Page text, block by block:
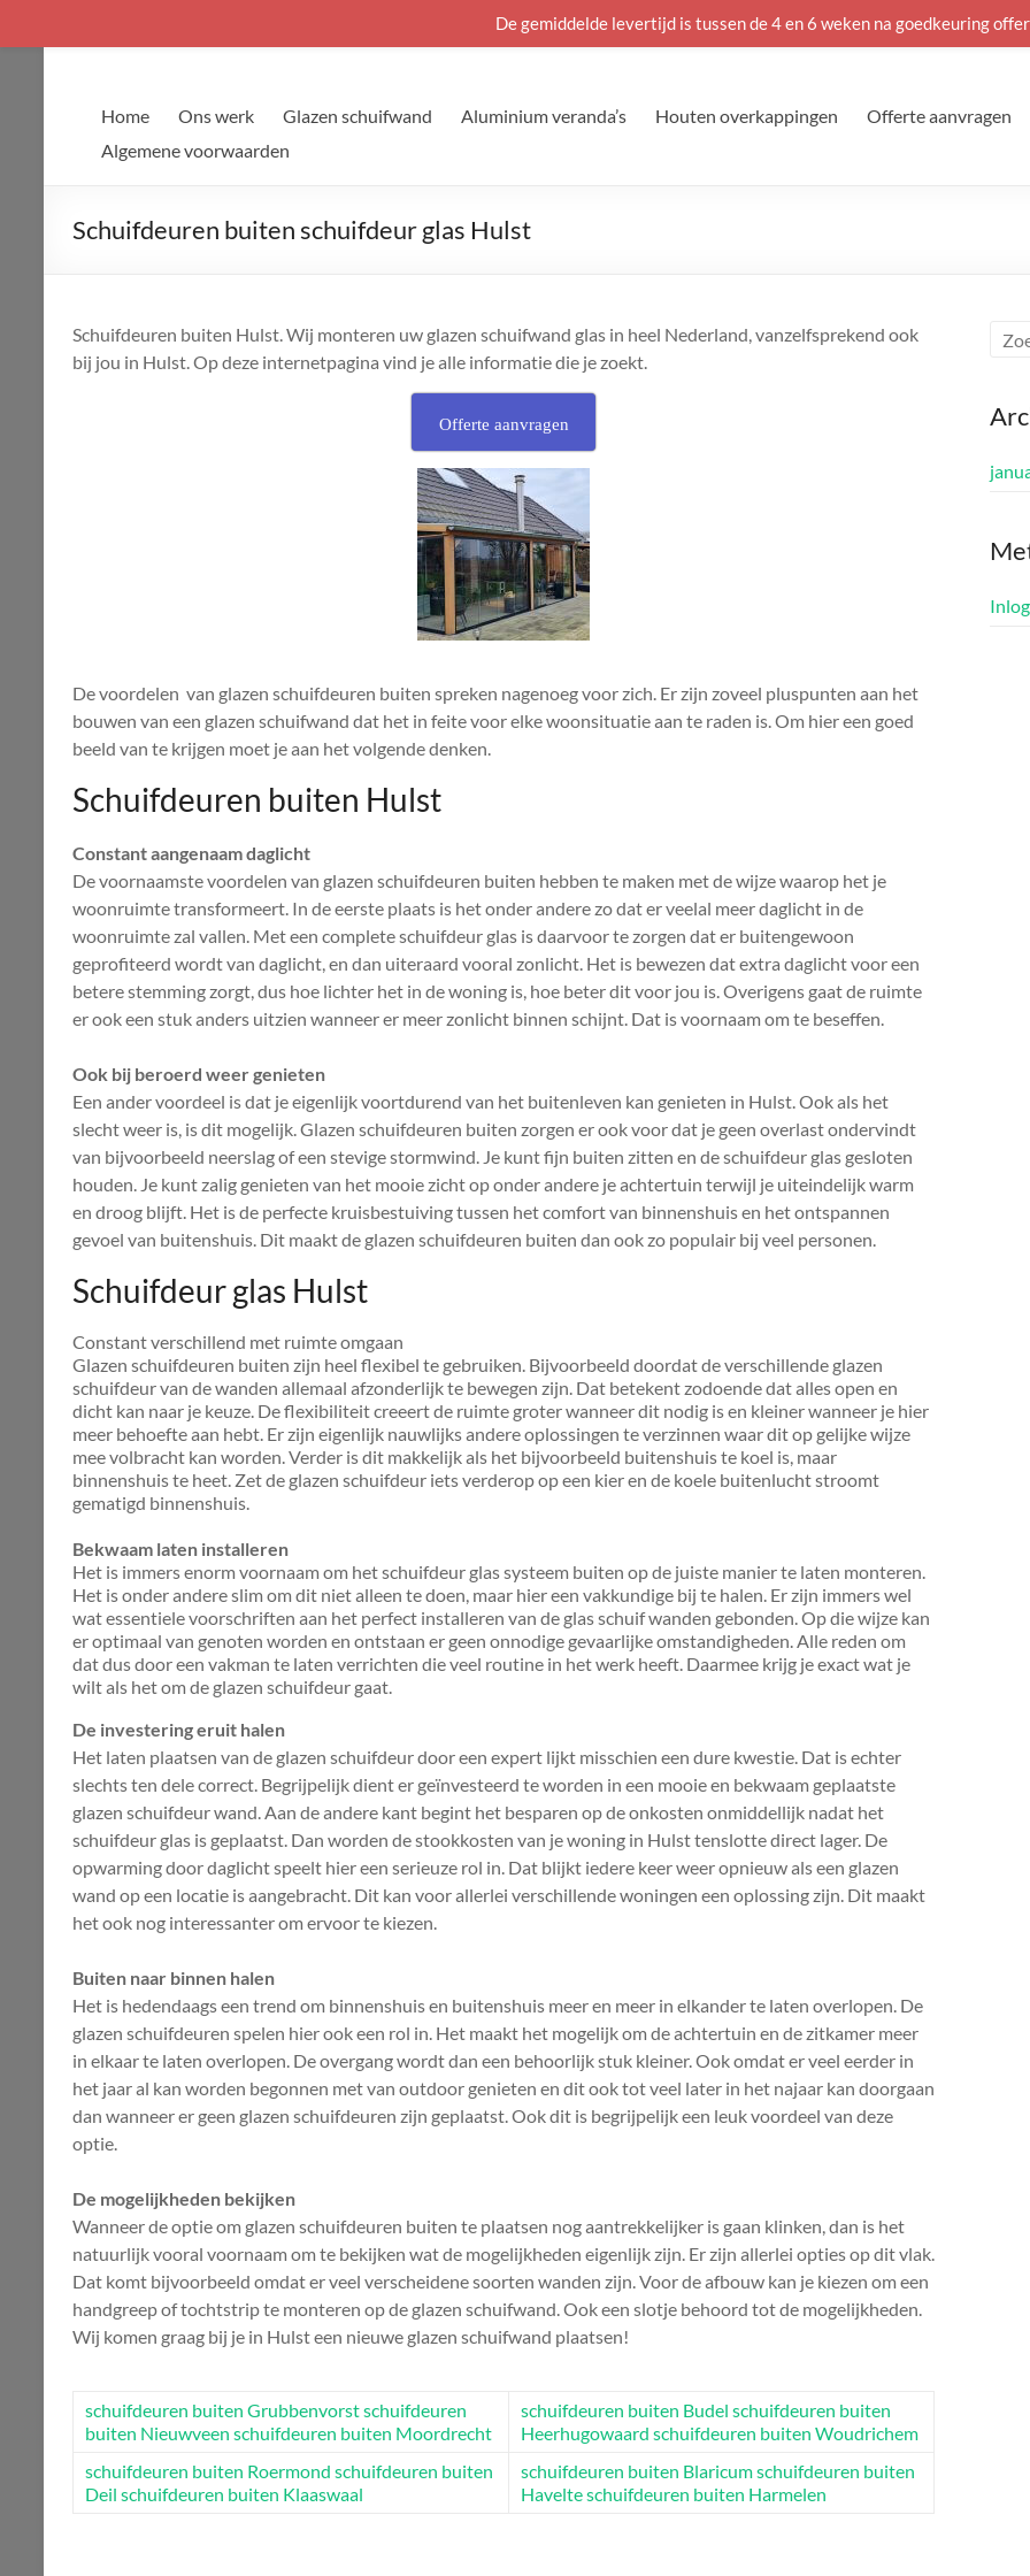
Home Ons werk Glazen schuifwand Aluminium veranda’s Houten overkappingen Offerte aanvragen
Algemene voorwaarden
Schuifdeuren buiten schuifdeur glas Hulst
Schuifdeuren buiten Hulst. Wij monteren uw glazen schuifwand glas in heel Nederland, vanzelfsprekend ook
bij jou in Hulst. Op deze internetpagina vind je alle informatie die je zoekt.
Offerte aanvragen
De voordelen van glazen schuifdeuren buiten spreken nagenoeg voor zich. Er zijn zoveel pluspunten aan het
bouwen van een glazen schuifwand dat het in feite voor elke woonsituatie aan te raden is. Om hier een goed
beeld van te krijgen moet je aan het volgende denken.
Schuifdeuren buiten Hulst
Constant aangenaam daglicht
De voornaamste voordelen van glazen schuifdeuren buiten hebben te maken met de wijze waarop het je
woonruimte transformeert. In de eerste plaats is het onder andere zo dat er veelal meer daglicht in de
woonruimte zal vallen. Met een complete schuifdeur glas is daarvoor te zorgen dat er buitengewoon
geprofiteerd wordt van daglicht, en dan uiteraard vooral zonlicht. Het is bewezen dat extra daglicht voor een
betere stemming zorgt, dus hoe lichter het in de woning is, hoe beter dit voor jou is. Overigens gaat de ruimte
er ook een stuk anders uitzien wanneer er meer zonlicht binnen schijnt. Dat is voornaam om te beseffen.
Ook bij beroerd weer genieten
Een ander voordeel is dat je eigenlijk voortdurend van het buitenleven kan genieten in Hulst. Ook als het
slecht weer is, is dit mogelijk. Glazen schuifdeuren buiten zorgen er ook voor dat je geen overlast ondervindt
van bijvoorbeeld neerslag of een stevige stormwind. Je kunt fijn buiten zitten en de schuifdeur glas gesloten
houden. Je kunt zalig genieten van het mooie zicht op onder andere je achtertuin terwijl je uiteindelijk warm
en droog blijft. Het is de perfecte kruisbestuiving tussen het comfort van binnenshuis en het ontspannen
gevoel van buitenshuis. Dit maakt de glazen schuifdeuren buiten dan ook zo populair bij veel personen.
Schuifdeur glas Hulst
Constant verschillend met ruimte omgaan
Glazen schuifdeuren buiten zijn heel flexibel te gebruiken. Bijvoorbeeld doordat de verschillende glazen
schuifdeur van de wanden allemaal afzonderlijk te bewegen zijn. Dat betekent zodoende dat alles open en
dicht kan naar je keuze. De flexibiliteit creeert de ruimte groter wanneer dit nodig is en kleiner wanneer je hier
meer behoefte aan hebt. Er zijn eigenlijk nauwlijks andere oplossingen te verzinnen waar dit op gelijke wijze
mee volbracht kan worden. Verder is dit makkelijk als het bijvoorbeeld buitenshuis te koel is, maar
binnenshuis te heet. Zet de glazen schuifdeur iets verderop op een kier en de koele buitenlucht stroomt
gematigd binnenshuis.
Bekwaam laten installeren
Het is immers enorm voornaam om het schuifdeur glas systeem buiten op de juiste manier te laten monteren.
Het is onder andere slim om dit niet alleen te doen, maar hier een vakkundige bij te halen. Er zijn immers wel
wat essentiele voorschriften aan het perfect installeren van de glas schuif wanden gebonden. Op die wijze kan
er optimaal van genoten worden en ontstaan er geen onnodige gevaarlijke omstandigheden. Alle reden om
dat dus door een vakman te laten verrichten die veel routine in het werk heeft. Daarmee krijg je exact wat je
wilt als het om de glazen schuifdeur gaat.
De investering eruit halen
Het laten plaatsen van de glazen schuifdeur door een expert lijkt misschien een dure kwestie. Dat is echter
slechts ten dele correct. Begrijpelijk dient er geïnvesteerd te worden in een mooie en bekwaam geplaatste
glazen schuifdeur wand. Aan de andere kant begint het besparen op de onkosten onmiddellijk nadat het
schuifdeur glas is geplaatst. Dan worden de stookkosten van je woning in Hulst tenslotte direct lager. De
opwarming door daglicht speelt hier een serieuze rol in. Dat blijkt iedere keer weer opnieuw als een glazen
wand op een locatie is aangebracht. Dit kan voor allerlei verschillende woningen een oplossing zijn. Dit maakt
het ook nog interessanter om ervoor te kiezen.
Buiten naar binnen halen
Het is hedendaags een trend om binnenshuis en buitenshuis meer en meer in elkander te laten overlopen. De
glazen schuifdeuren spelen hier ook een rol in. Het maakt het mogelijk om de achtertuin en de zitkamer meer
in elkaar te laten overlopen. De overgang wordt dan een behoorlijk stuk kleiner. Ook omdat er veel eerder in
het jaar al kan worden begonnen met van outdoor genieten en dit ook tot veel later in het najaar kan doorgaan
dan wanneer er geen glazen schuifdeuren zijn geplaatst. Ook dit is begrijpelijk een leuk voordeel van deze
optie.
De mogelijkheden bekijken
Wanneer de optie om glazen schuifdeuren buiten te plaatsen nog aantrekkelijker is gaan klinken, dan is het
natuurlijk vooral voornaam om te bekijken wat de mogelijkheden eigenlijk zijn. Er zijn allerlei opties op dit vlak.
Dat komt bijvoorbeeld omdat er veel verscheidene soorten wanden zijn. Voor de afbouw kan je kiezen om een
handgreep of tochtstrip te monteren op de glazen schuifwand. Ook een slotje behoord tot de mogelijkheden.
Wij komen graag bij je in Hulst een nieuwe glazen schuifwand plaatsen!
schuifdeuren buiten Grubbenvorstschuifdeuren
buiten Nieuwveen schuifdeuren buiten Moordrecht
schuifdeuren buiten Budel schuifdeuren buiten
Heerhugowaard schuifdeuren buiten Woudrichem
schuifdeuren buiten Roermond schuifdeuren buiten
Deil schuifdeuren buiten Klaaswaal
schuifdeuren buiten Blaricumschuifdeuren buiten
Havelteschuifdeuren buiten Harmelen
De gemiddelde levertijd is tussen de 4 en 6 weken na goedkeuring